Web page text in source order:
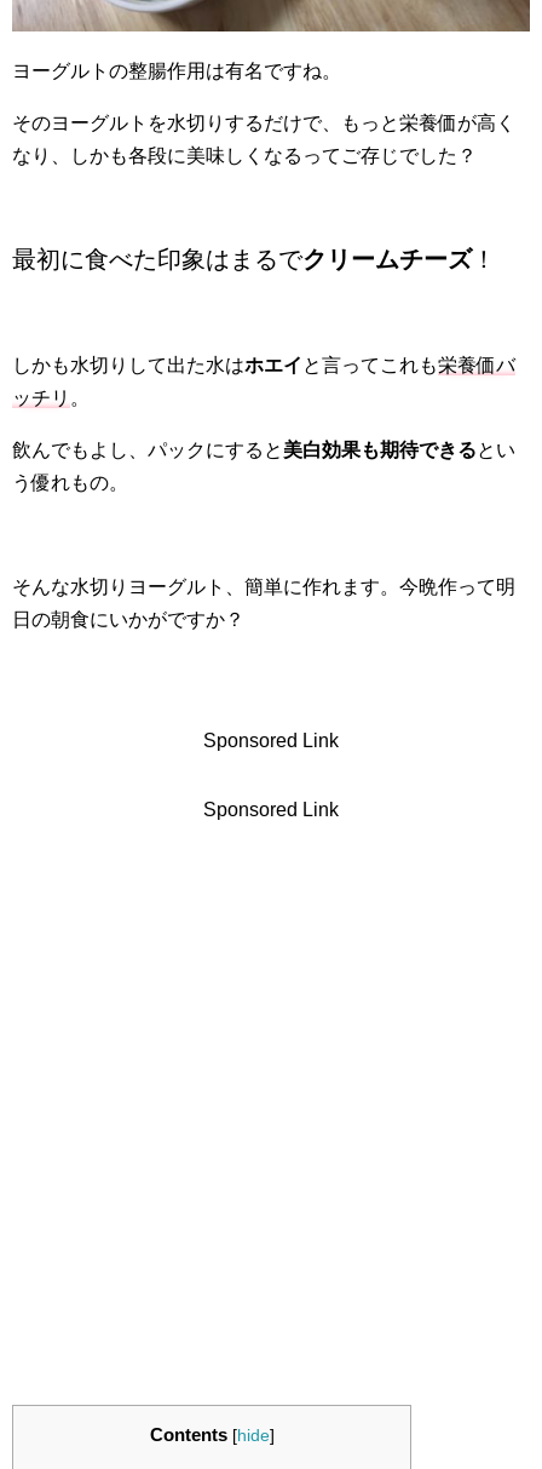
ヨーグルトの整腸作用は有名ですね。
そのヨーグルトを水切りするだけで、もっと栄養価が高く
なり、しかも各段に美味しくなるってご存じでした？
最初に食べた印象はまるでクリームチーズ！
しかも水切りして出た水はホエイ と言ってこれも栄養価バ
ッチリ 。
飲んでもよし、パックにすると 美白効果も期待できるとい
う優れもの。
そんな水切りヨーグルト、簡単に作れます。今晩作って明
日の朝食にいかがですか？
Sponsored Link
Sponsored Link
Contents [hide]